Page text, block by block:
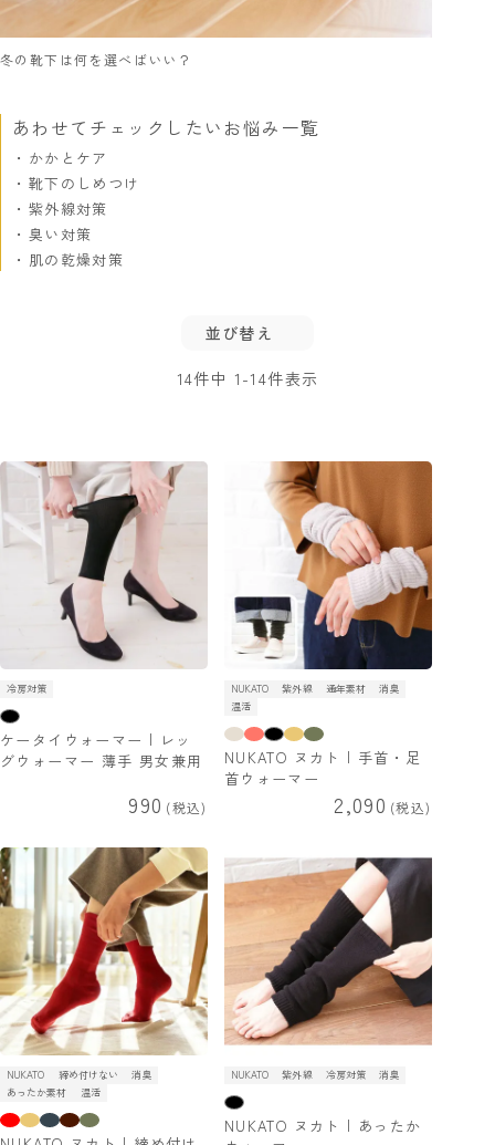
冬の靴下は何を選べばいい？
あわせてチェックしたいお悩み一覧
かかとケア
靴下のしめつけ
紫外線対策
臭い対策
肌の乾燥対策
並び替え
14件中 1 -14件表示
冷房対策
ケータイウォーマー | レッ
グウォーマー 薄手 男女兼用
990 税込
NUKATO 紫外線 通年素材
消臭
温活
NUKATO ヌカト | 手首・足
首ウォーマー
2,090 税込
NUKATO 締め付けない
消臭
あったか素材
温活
NUKATO 紫外線 冷房対策 消臭
NUKATO ヌカト | あったか